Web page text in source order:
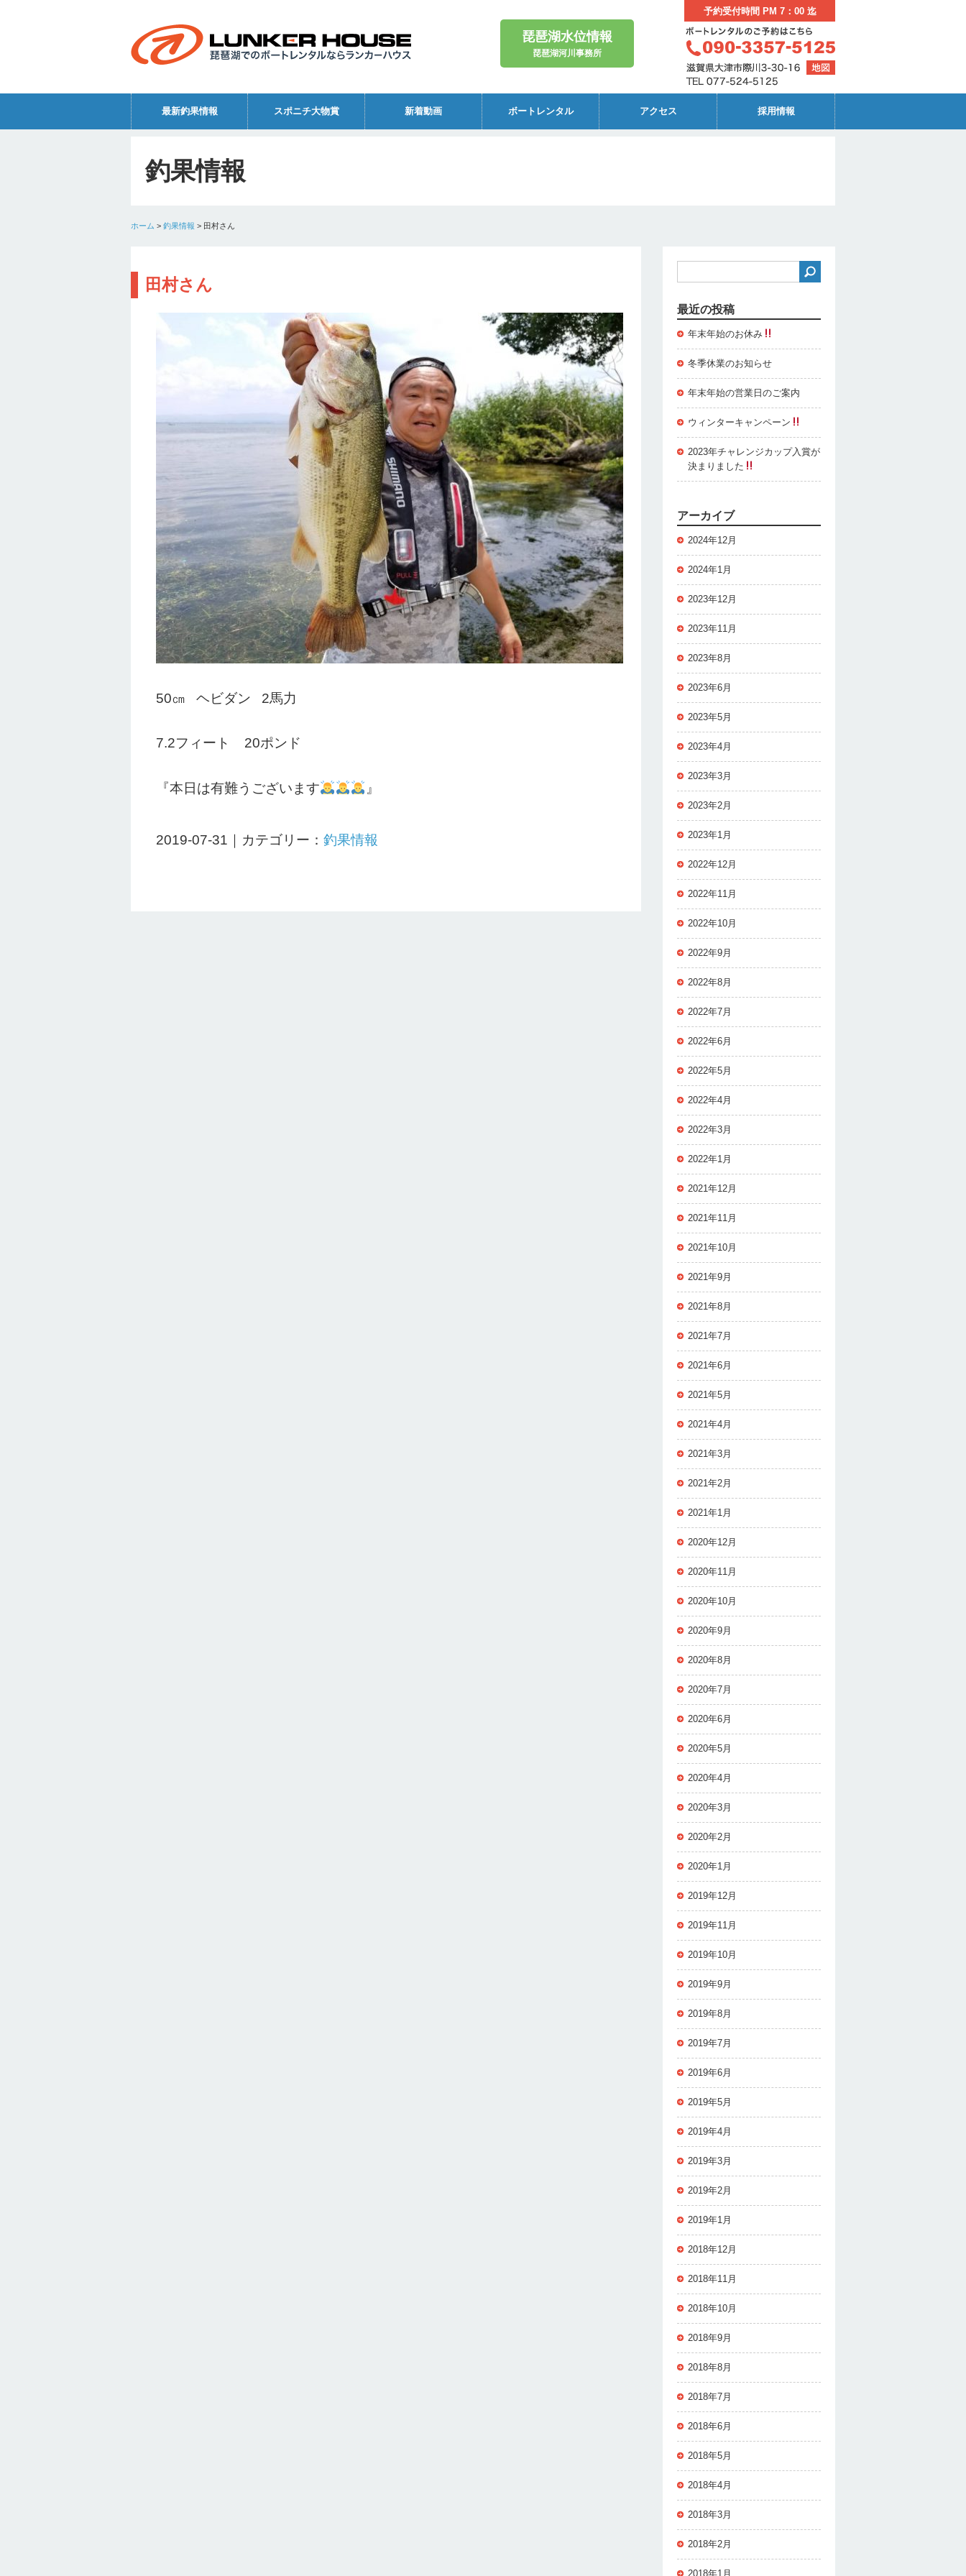
予約受付時間 PM 7：00 迄
琵琶湖水位情報
琵琶湖河川事務所
最新釣果情報 スポニチ大物賞 新着動画 ボートレンタル アクセス 採用情報
釣果情報
ホーム > 釣果情報 > 田村さん
田村さん
50㎝ ヘビダン 2馬力
7.2フィート 20ポンド
『本日は有難うございます 』
2019-07-31｜カテゴリー： 釣果情報
最近の投稿
年末年始のお休み
冬季休業のお知らせ
年末年始の営業日のご案内
ウィンターキャンペーン
2023年チャレンジカップ入賞が
決まりました
アーカイブ
2024年12月
2024年1月
2023年12月
2023年11月
2023年8月
2023年6月
2023年5月
2023年4月
2023年3月
2023年2月
2023年1月
2022年12月
2022年11月
2022年10月
2022年9月
2022年8月
2022年7月
2022年6月
2022年5月
2022年4月
2022年3月
2022年1月
2021年12月
2021年11月
2021年10月
2021年9月
2021年8月
2021年7月
2021年6月
2021年5月
2021年4月
2021年3月
2021年2月
2021年1月
2020年12月
2020年11月
2020年10月
2020年9月
2020年8月
2020年7月
2020年6月
2020年5月
2020年4月
2020年3月
2020年2月
2020年1月
2019年12月
2019年11月
2019年10月
2019年9月
2019年8月
2019年7月
2019年6月
2019年5月
2019年4月
2019年3月
2019年2月
2019年1月
2018年12月
2018年11月
2018年10月
2018年9月
2018年8月
2018年7月
2018年6月
2018年5月
2018年4月
2018年3月
2018年2月
2018年1月